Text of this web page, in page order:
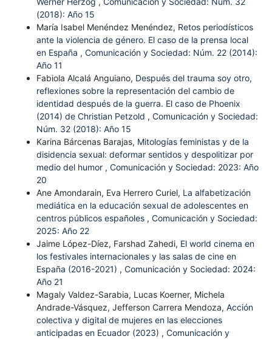
(2018): Año 15
María Isabel Menéndez Menéndez, Retos periodísticos
ante la violencia de género. El caso de la prensa local
en España , Comunicación y Sociedad: Núm. 22 (2014):
Año 11
Fabiola Alcalá Anguiano, Después del trauma soy otro,
reflexiones sobre la representación del cambio de
identidad después de la guerra. El caso de Phoenix
(2014) de Christian Petzold , Comunicación y Sociedad:
Núm. 32 (2018): Año 15
Karina Bárcenas Barajas, Mitologías feministas y de la
disidencia sexual: deformar sentidos y despolitizar por
medio del humor , Comunicación y Sociedad: 2023: Año
20
Ane Amondarain, Eva Herrero Curiel, La alfabetización
mediática en la educación sexual de adolescentes en
centros públicos españoles , Comunicación y Sociedad:
2025: Año 22
Jaime López-Díez, Farshad Zahedi, El world cinema en
los festivales internacionales y las salas de cine en
España (2016-2021) , Comunicación y Sociedad: 2024:
Año 21
Magaly Valdez-Sarabia, Lucas Koerner, Michela
Andrade-Vásquez, Jefferson Carrera Mendoza, Acción
colectiva y digital de mujeres en las elecciones
anticipadas en Ecuador (2023) , Comunicación y